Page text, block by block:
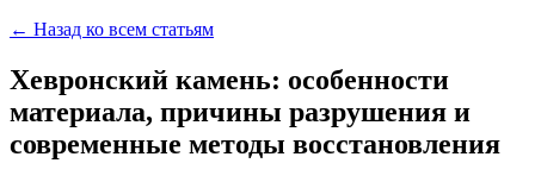
← Назад ко всем статьям
Хевронский камень: особенности
материала, причины разрушения и
современные методы восстановления